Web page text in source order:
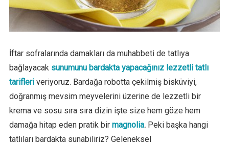
İftar sofralarında damakları da muhabbeti de tatlıya
bağlayacak sunumunu bardakta yapacağınız lezzetli tatlı
tarifleriveriyoruz. Bardağa robotta çekilmiş bisküviyi,
doğranmış mevsim meyvelerini üzerine de lezzetli bir
krema ve sosu sıra sıra dizin işte size hem göze hem
damağa hitap eden pratik bir magnolia.Peki başka hangi
tatlıları bardakta sunabiliriz? Geleneksel